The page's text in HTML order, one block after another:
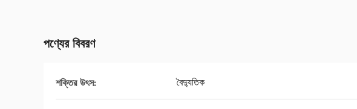
পণ্যের বিবরণ
শক্তির উৎস: বৈদ্যুতিক